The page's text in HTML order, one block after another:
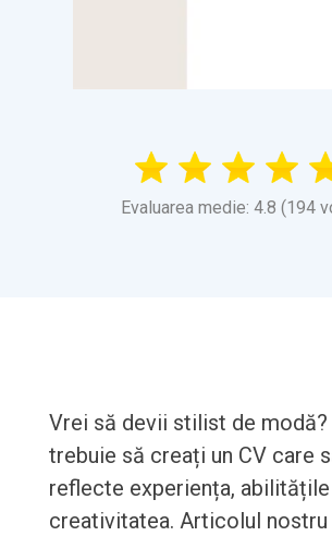
Evaluarea medie: 4.8 (194
Vrei să devii stilist de modă?
trebuie să creați un CV care
reflecte experiența,
creativitatea. Articolul nostru